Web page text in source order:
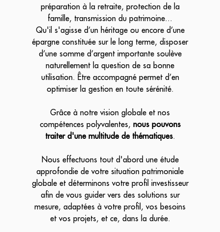
préparation à la retraite, protection de la
famille, transmission du patrimoine...
Qu'il s'agisse d’un héritage ou encore d’une
épargne constituée sur le long terme, disposer
d’une somme d’argent importante soulève
naturellement la question de sa bonne
utilisation. Être accompagné permet d’en
optimiser la gestion en toute sérénité.
Grâce à notre vision globale et nos
compétences polyvalentes, nous pouvons
traiter d'une multitude de thématiques.
Nous effectuons tout d'abord une étude
approfondie de votre situation patrimoniale
globale et déterminons votre profil investisseur
afin de vous guider vers des solutions sur
mesure, adaptées à votre profil, vos besoins
et vos projets, et ce, dans la durée.